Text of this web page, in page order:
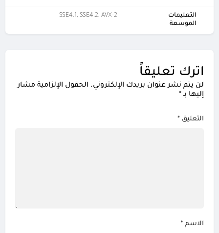
التعليمات
الموسعة
SSE4.1, SSE4.2, AVX-2
اترك تعليقاً
لن يتم نشر عنوان بريدك الإلكتروني. الحقول الإلزامية مشار
إليها بـ*
التعليق *
الاسم *